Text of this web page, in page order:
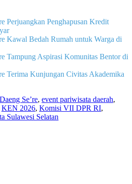
Perjuangkan Penghapusan Kredit
Kawal Bedah Rumah untuk Warga di
Tampung Aspirasi Komunitas Bentor di
Terima Kunjungan Civitas Akademika
Daeng Se’re, event pariwisata daerah,
KEN 2026, Komisi VII DPR RI,
Sulawesi Selatan